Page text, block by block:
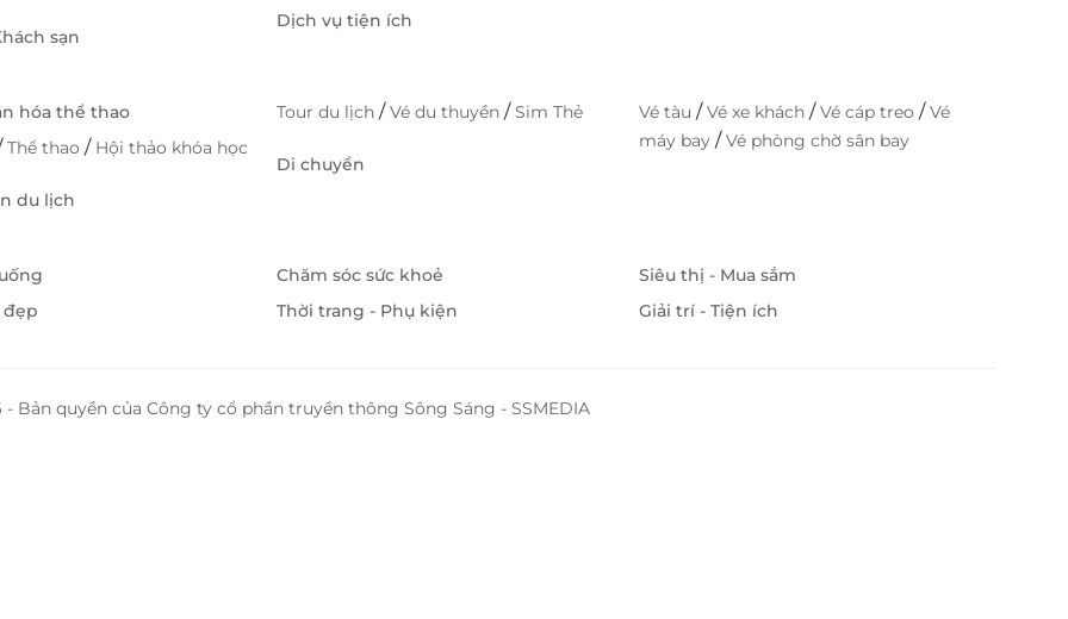
sạn
Dịch vụ tiện ích
hóa thể thao
Thể thao / Hội thảo khóa học
du lịch
Tour du lịch /Vé du thuyền /Sim Thẻ
Di chuyển
Vé tàu /Vé xe khách /Vé cáp treo /Vé
máy bay /Vé phòng chờ sân bay
đẹp
Chăm sóc sức khoẻ
Thời trang - Phụ kiện
Siêu thị - Mua sắm
Giải trí - Tiện ích
- Bản quyền của Công ty cổ phần truyền thông Sông Sáng - SSMEDIA